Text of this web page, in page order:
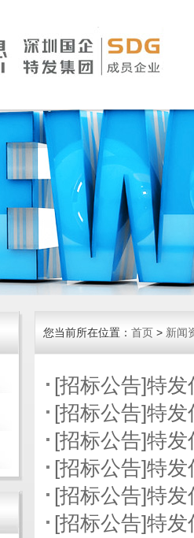
您当前所在位置： 首页 > 新闻
[招标公告]特
[招标公告]特
[招标公告]特
[招标公告]特
[招标公告]特
[招标公告]特